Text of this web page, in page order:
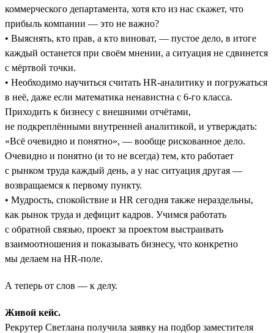
коммерческого департамента, хотя кто из нас скажет, что
прибыль компании — это не важно?
• Выяснять, кто прав, а кто виноват, — пустое дело, в итоге
каждый останется при своём мнении, а ситуация не сдвинется
с мёртвой точки.
• Необходимо научиться считать HR-аналитику и погружаться
в неё, даже если математика ненавистна с 6-го класса.
Приходить к бизнесу с внешними отчётами,
не подкреплёнными внутренней аналитикой, и утверждать:
«Всё очевидно и понятно», — вообще рискованное дело.
Очевидно и понятно (и то не всегда) тем, кто работает
с рынком труда каждый день, а у нас ситуация другая —
возвращаемся к первому пункту.
• Мудрость, спокойствие и HR сегодня также нераздельны,
как рынок труда и дефицит кадров. Учимся работать
с обратной связью, проект за проектом выстраивать
взаимоотношения и показывать бизнесу, что конкретно
мы делаем на HR-поле.
А теперь от слов — к делу.
Живой кейс.
Рекрутер Светлана получила заявку на подбор заместителя